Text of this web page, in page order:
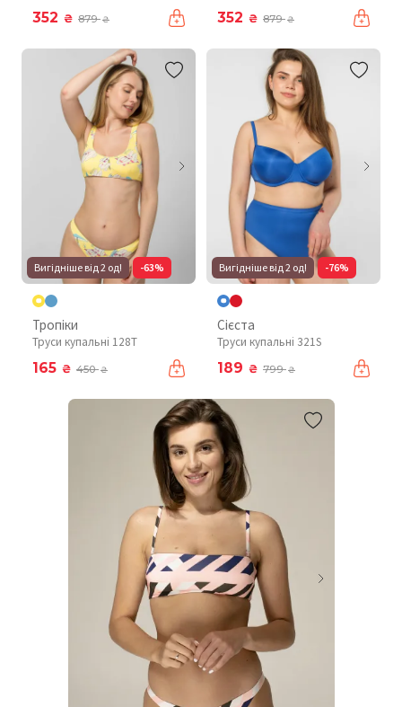
352 ₴ 879₴ 352 ₴ 879₴
Вигідніше від 2 од! -63%
Тропіки
Труси купальні 128T
165 ₴ 450₴
Вигідніше від 2 од! -76%
Сієста
Труси купальні 321S
189 ₴ 799₴